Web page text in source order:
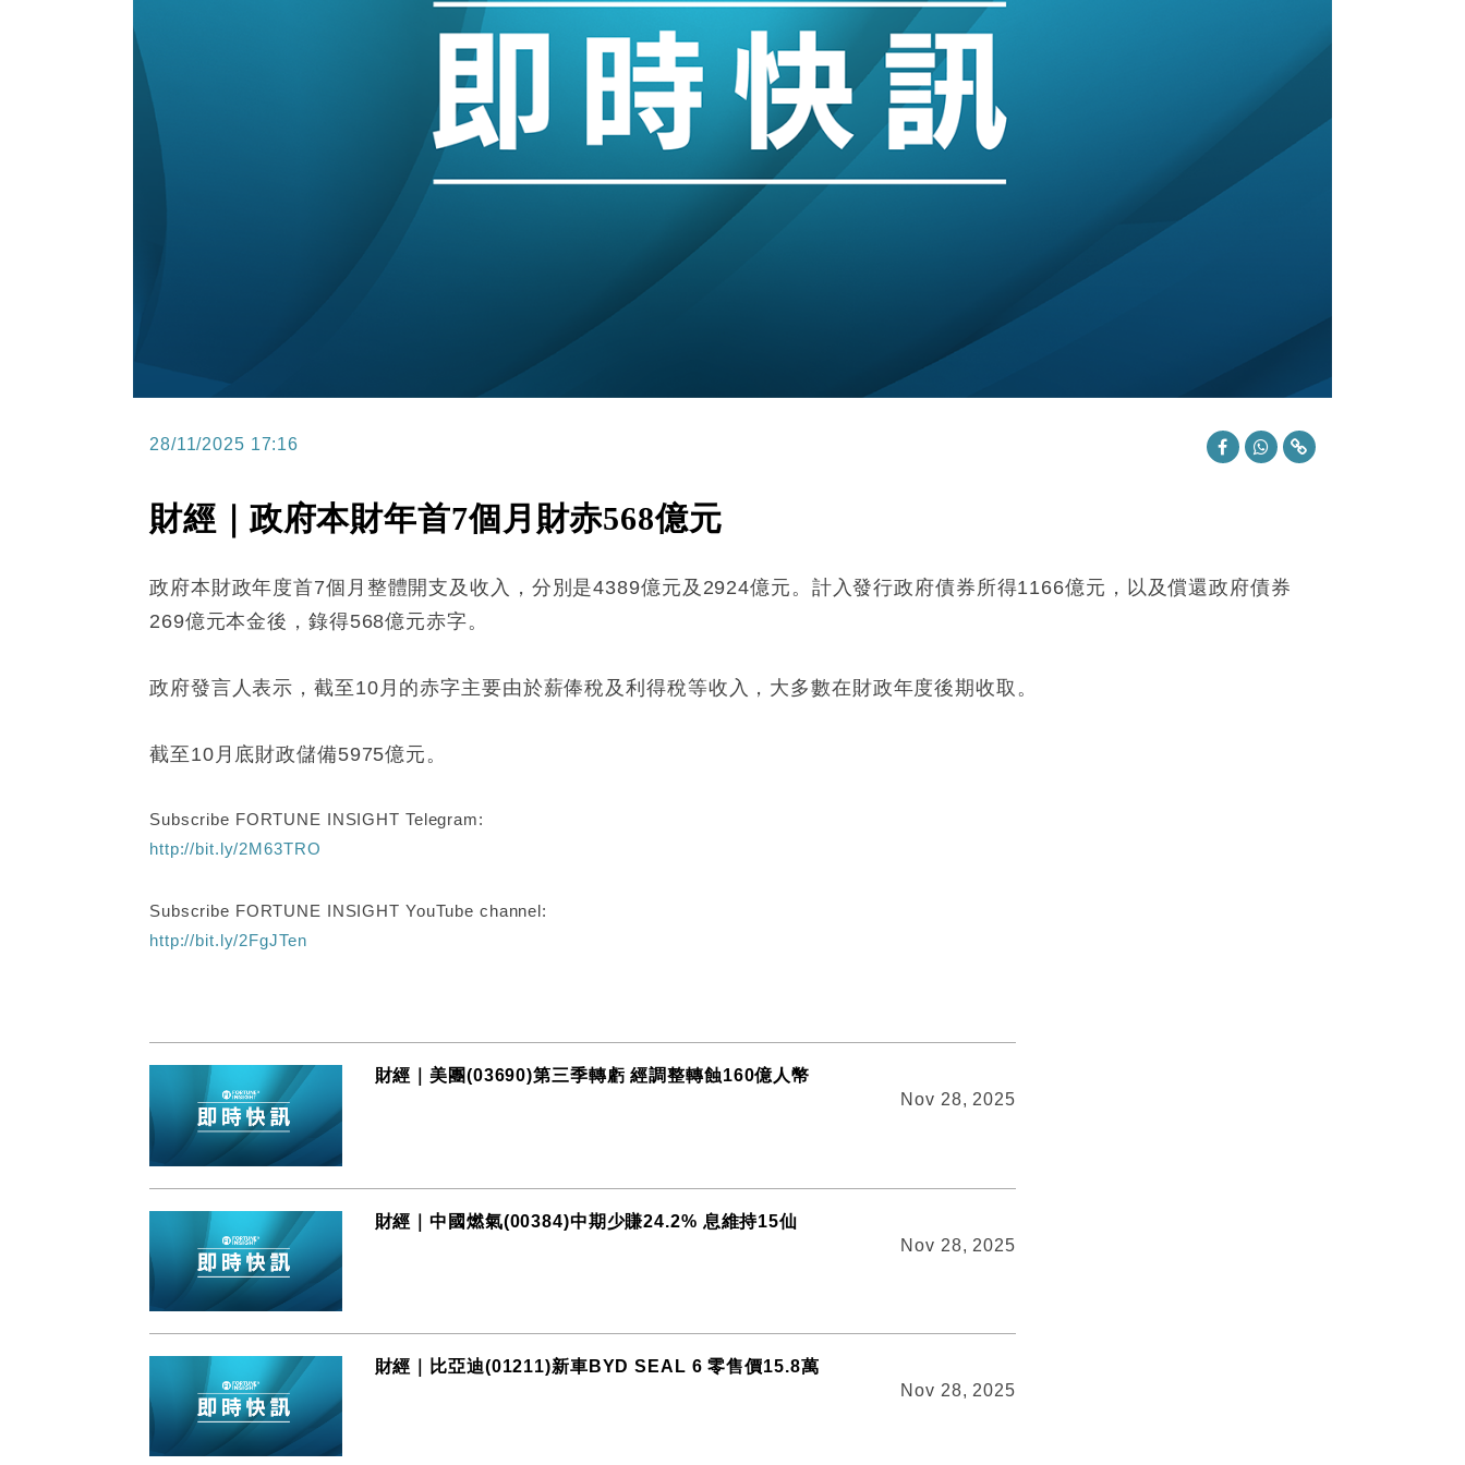
財經｜恒隆10月換帥 玩具「反」斗城亞洲CEO蔡德粦接任
財經｜韓股反覆波動收跌 連挫7周創逾3年最長跌勢
13:44 財經｜內地7月美元計價出口增近24%勝預期 貿易順差達1125億美元
12:44 財經｜日本春季三度入市撐日圓 4月單日斥6.28萬億日圓干預創新高
11:12 國際｜特朗普料美伊戰事快結束 承認部分彈藥庫存緊張
財經｜SA售股自救後再出手 斥4億美元押注未上市公司
28/11/2025 17:16
財經｜政府本財年首7個月財赤568億元
政府本財政年度首7個月整體開支及收入，分別是4389億元及2924億元。計入發行政府債券所得1166億元，以及償還政府債券
269億元本金後，錄得568億元赤字。
政府發言人表示，截至10月的赤字主要由於薪俸稅及利得稅等收入，大多數在財政年度後期收取。
截至10月底財政儲備5975億元。
Subscribe FORTUNE INSIGHT Telegram:
http://bit.ly/2M63TRO
Subscribe FORTUNE INSIGHT YouTube channel:
http://bit.ly/2FgJTen
財經｜美團(03690)第三季轉虧 經調整轉蝕160億人幣
Nov 28, 2025
財經｜中國燃氣(00384)中期少賺24.2% 息維持15仙
Nov 28, 2025
財經｜比亞迪(01211)新車BYD SEAL 6 零售價15.8萬
Nov 28, 2025